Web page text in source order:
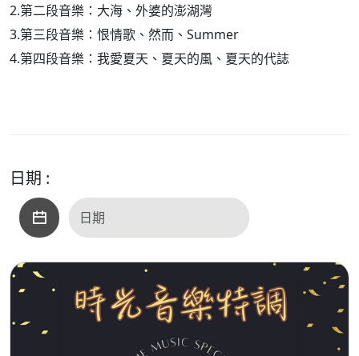
2.第二段音樂：大海、外婆的澎湖灣
3.第三段音樂：恨情歌、然而、Summer
4.第四段音樂：我愛夏天、夏天的風、夏天的代誌
日期 :